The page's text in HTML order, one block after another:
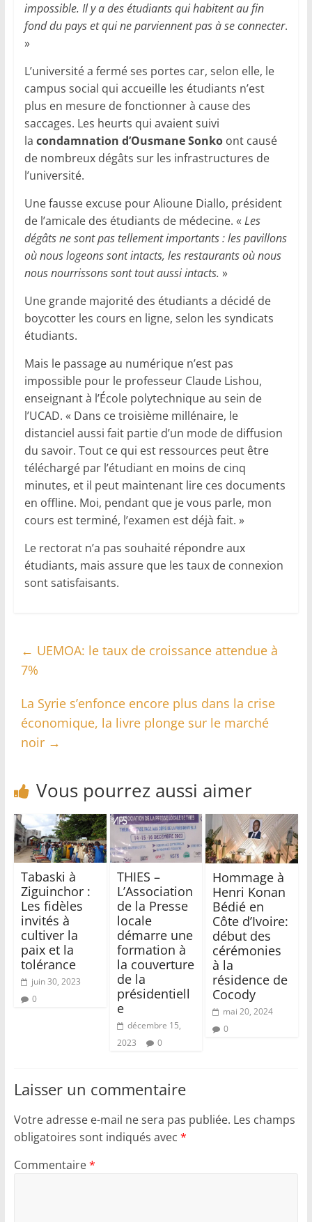
impossible. Il y a des étudiants qui habitent au fin
fond du pays et qui ne parviennent pas à se connecter.
»
L’université a fermé ses portes car, selon elle, le
campus social qui accueille les étudiants n’est
plus en mesure de fonctionner à cause des
saccages. Les heurts qui avaient suivi
la condamnation d’Ousmane Sonkoont causé
de nombreux dégâts sur les infrastructures de
l’université.
Une fausse excuse pour Alioune Diallo, président
de l’amicale des étudiants de médecine. « Les
dégâts ne sont pas tellement importants : les pavillons
où nous logeons sont intacts, les restaurants où nous
nous nourrissons sont tout aussi intacts. »
Une grande majorité des étudiants a décidé de
boycotter les cours en ligne, selon les syndicats
étudiants.
Mais le passage au numérique n’est pas
impossible pour le professeur Claude Lishou,
enseignant à l’École polytechnique au sein de
l’UCAD. « Dans ce troisième millénaire, le
distanciel aussi fait partie d’un mode de diffusion
du savoir. Tout ce qui est ressources peut être
téléchargé par l’étudiant en moins de cinq
minutes, et il peut maintenant lire ces documents
en offline. Moi, pendant que je vous parle, mon
cours est terminé, l’examen est déjà fait. »
Le rectorat n’a pas souhaité répondre aux
étudiants, mais assure que les taux de connexion
sont satisfaisants.
← UEMOA: le taux de croissance attendue à
7%
La Syrie s’enfonce encore plus dans la crise
économique, la livre plonge sur le marché
noir →
Vous pourrez aussi aimer
Tabaski à
Ziguinchor :
Les fidèles
invités à
cultiver la
paix et la
tolérance
juin 30, 2023
0
THIES –
L’Association
de la Presse
locale
démarre une
formation à
la couverture
de la
présidentiell
e
décembre 15,
2023
0
Hommage à
Henri Konan
Bédié en
Côte d’Ivoire:
début des
cérémonies
à la
résidence de
Cocody
mai 20, 2024
0
Laisser un commentaire
Votre adresse e-mail ne sera pas publiée. Les champs
obligatoires sont indiqués avec *
Commentaire*